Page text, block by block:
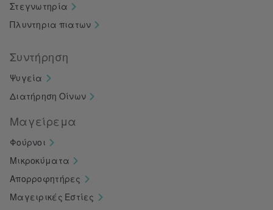
Στεγνωτηρία
Πλυντηρια πιατων
Συντήρηση
Ψυγεία
Διατήρηση Οίνων
Μαγείρεμα
Φούρνοι
Μικροκύματα
Απορροφητήρες
Μαγειρικές Εστίες